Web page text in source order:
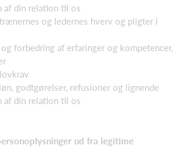
af din relation til os
og ledernes hverv og pligter i
forbedring af erfaringer og kompetencer,
godtgørelser, refusioner og lignende
af din relation til os
ud fra legitime